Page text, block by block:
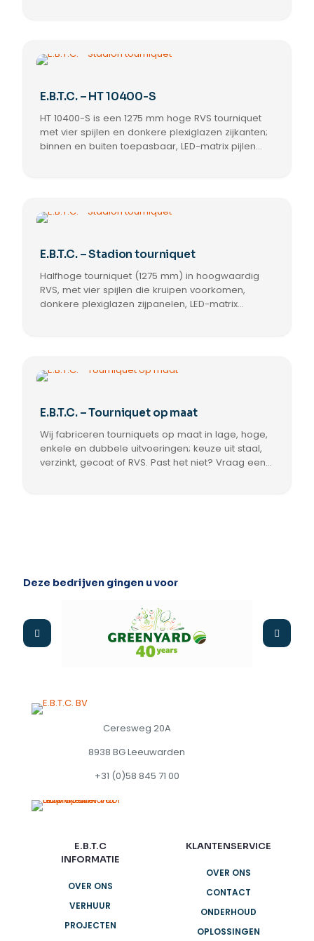
E.B.T.C. – HT 10400-S
HT 10400-S is een 1275 mm hoge RVS tourniquet
met vier spijlen en donkere plexiglazen zijkanten;
binnen en buiten toepasbaar, LED-matrix pijlen
E.B.T.C. – Stadion tourniquet
Halfhoge tourniquet (1275 mm) in hoogwaardig
RVS, met vier spijlen die kruipen voorkomen,
donkere plexiglazen zijpanelen, LED-matrix
E.B.T.C. – Tourniquet op maat
Wij fabriceren tourniquets op maat in lage, hoge,
enkele en dubbele uitvoeringen; keuze uit staal,
verzinkt, gecoat of RVS. Past het niet? Vraag een
Deze bedrijven gingen u voor
Ceresweg 20A
8938 BG Leeuwarden
+31 (0)58 845 71 00
E.B.T.C
INFORMATIE
OVER ONS
VERHUUR
PROJECTEN
KLANTENSERVICE
OVER ONS
CONTACT
ONDERHOUD
OPLOSSINGEN